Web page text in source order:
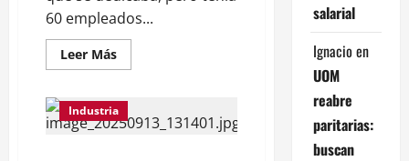
60 empleados...
Leer MásLeer
más
La
multinacional
de
Industria
salarial
Ignacio en
UOM
reabre
paritarias:
buscan